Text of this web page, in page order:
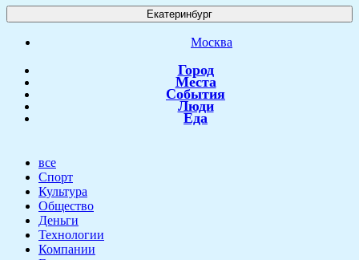
Екатеринбург
Москва
Город
Места
События
Люди
Еда
все
Спорт
Культура
Общество
Деньги
Технологии
Компании